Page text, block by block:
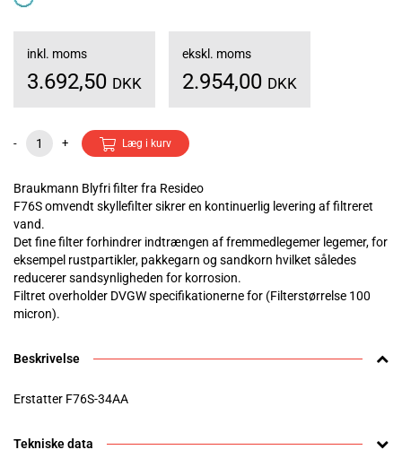
inkl. moms
3.692,50 DKK
ekskl. moms
2.954,00 DKK
- + Læg i kurv
Braukmann Blyfri filter fra Resideo
F76S omvendt skyllefilter sikrer en kontinuerlig levering af filtreret
vand.
Det fine filter forhindrer indtrængen af fremmedlegemer legemer, for
eksempel rustpartikler, pakkegarn og sandkorn hvilket således
reducerer sandsynligheden for korrosion.
Filtret overholder DVGW specifikationerne for (Filterstørrelse 100
micron).
Beskrivelse
Erstatter F76S-34AA
Tekniske data